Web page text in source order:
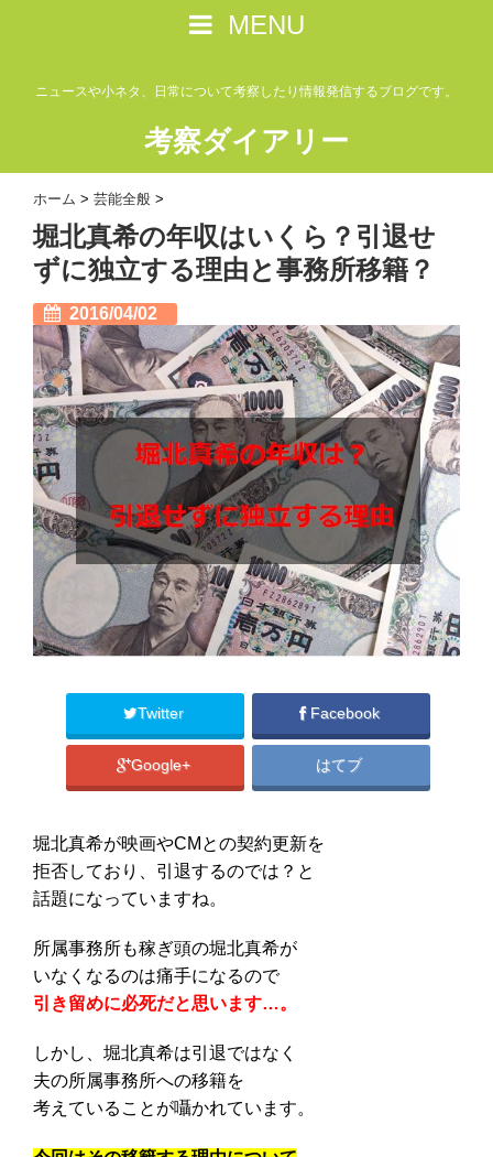
MENU
ニュースや小ネタ、日常について考察したり情報発信するブログです。
考察ダイアリー
ホーム > 芸能全般 >
堀北真希の年収はいくら？引退せ
ずに独立する理由と事務所移籍？
2016/04/02
Twitter Facebook
Google+ はてブ
堀北真希が映画やCMとの契約更新を
拒否しており、引退するのでは？と
話題になっていますね。
所属事務所も稼ぎ頭の堀北真希が
いなくなるのは痛手になるので
引き留めに必死だと思います…。
しかし、堀北真希は引退ではなく
夫の所属事務所への移籍を
考えていることが囁かれています。